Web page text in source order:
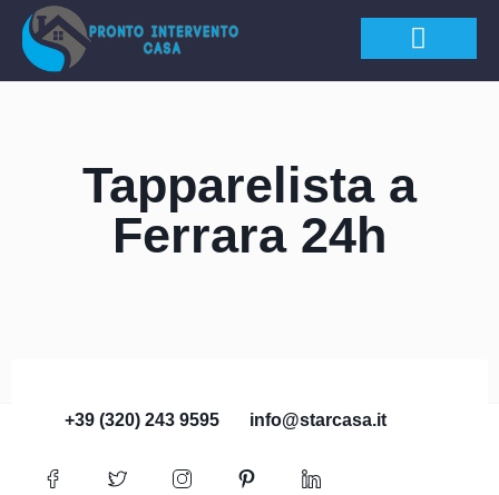
Tapparelista a
Ferrara 24h
+39 (320) 243 9595 info@starcasa.it